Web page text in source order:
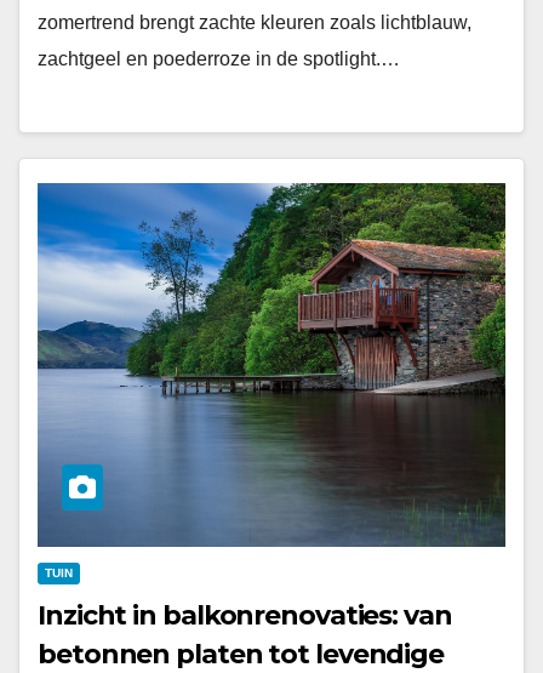
zomertrend brengt zachte kleuren zoals lichtblauw,
zachtgeel en poederroze in de spotlight.…
TUIN
Inzicht in balkonrenovaties: van
betonnen platen tot levendige